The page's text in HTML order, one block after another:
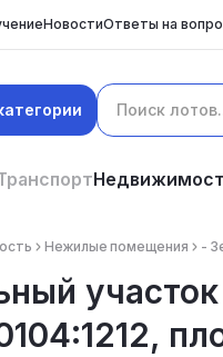
НовостиОтветы на
Нежилые помещения -